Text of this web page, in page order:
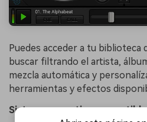
Puedes acceder a tu biblioteca
buscar filtrando el artista,
mezcla automática y
herramientas y efectos
Sistema operativo